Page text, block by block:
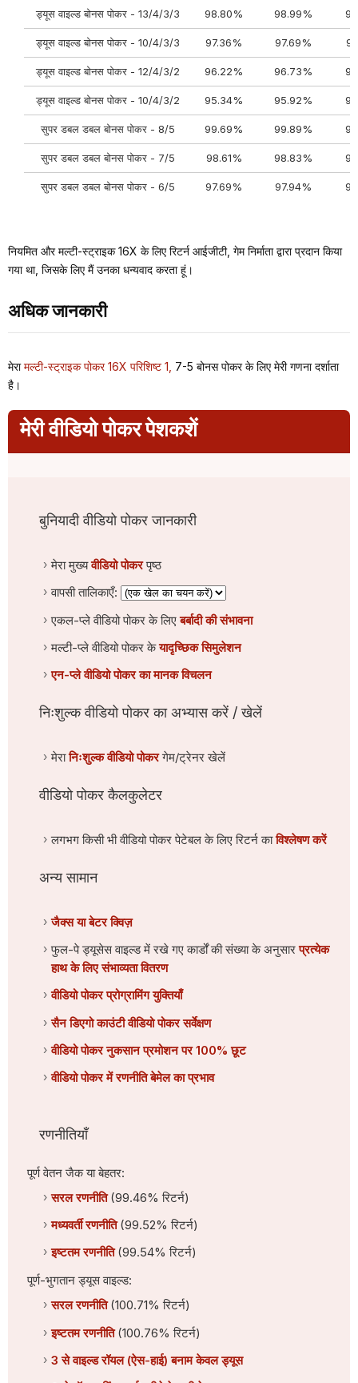
ड्यूस वाइल्ड बोनस पोकर - 13/4/3/3 98.80% 98.99%
ड्यूस वाइल्ड बोनस पोकर - 10/4/3/3 97.36% 97.69%
ड्यूस वाइल्ड बोनस पोकर - 12/4/3/2 96.22% 96.73%
ड्यूस वाइल्ड बोनस पोकर - 10/4/3/2 95.34% 95.92%
सुपर डबल डबल बोनस पोकर - 8/5 99.69% 99.89%
सुपर डबल डबल बोनस पोकर - 7/5 98.61% 98.83%
सुपर डबल डबल बोनस पोकर - 6/5 97.69% 97.94%
नियमित और मल्टी-स्ट्राइक 16X के लिए रिटर्न आईजीटी, गेम निर्माता द्वारा प्रदान किया
गया था, जिसके लिए मैं उनका धन्यवाद करता हूं।
अधिक जानकारी
मेरामल्टी-स्ट्राइक पोकर 16X परिशिष्ट 1, 7-5 बोनस पोकर के लिए मेरी गणना दर्शाता
है।
मेरी वीडियो पोकर पेशकशें
बुनियादी वीडियो पोकर जानकारी
मेरा मुख्यवीडियो पोकरपृष्ठ
वापसी तालिकाएँ:
एकल-प्ले वीडियो पोकर के लिएबर्बादी की संभावना
मल्टी-प्ले वीडियो पोकर केयादृच्छिक सिमुलेशन
एन-प्ले वीडियो पोकर का मानक विचलन
निःशुल्क वीडियो पोकर का अभ्यास करें / खेलें
मेरानिःशुल्क वीडियो पोकरगेम/ट्रेनर खेलें
वीडियो पोकर कैलकुलेटर
लगभग किसी भी वीडियो पोकर पेटेबल के लिए रिटर्न काविश्लेषण करें
अन्य सामान
जैक्स या बेटर क्विज़
फुल-पे ड्यूसेस वाइल्ड में रखे गए कार्डों की संख्या के अनुसारप्रत्येक
हाथ के लिए संभाव्यता वितरण
वीडियो पोकर प्रोग्रामिंग युक्तियाँ
सैन डिएगो काउंटी वीडियो पोकर सर्वेक्षण
वीडियो पोकर नुकसान प्रमोशन पर 100% छूट
वीडियो पोकर में रणनीति बेमेल का प्रभाव
रणनीतियाँ
पूर्ण वेतन जैक या बेहतर:
सरल रणनीति(99.46% रिटर्न)
मध्यवर्ती रणनीति(99.52% रिटर्न)
इष्टतम रणनीति(99.54% रिटर्न)
पूर्ण-भुगतान ड्यूस वाइल्ड:
सरल रणनीति(100.71% रिटर्न)
इष्टतम रणनीति(100.76% रिटर्न)
3 से वाइल्ड रॉयल (ऐस-हाई) बनाम केवल ड्यूस